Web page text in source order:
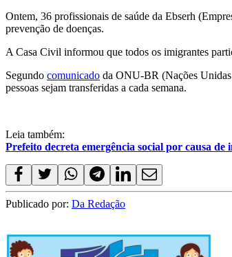
Ontem, 36 profissionais de saúde da Ebserh
prevenção de doenças.
A Casa Civil informou que todos os imigrantes
Segundo comunicado da ONU-BR (Nações Unidas
pessoas sejam transferidas a cada semana.
Leia também:
Prefeito decreta emergência social por causa de
Publicado por: Da Redação